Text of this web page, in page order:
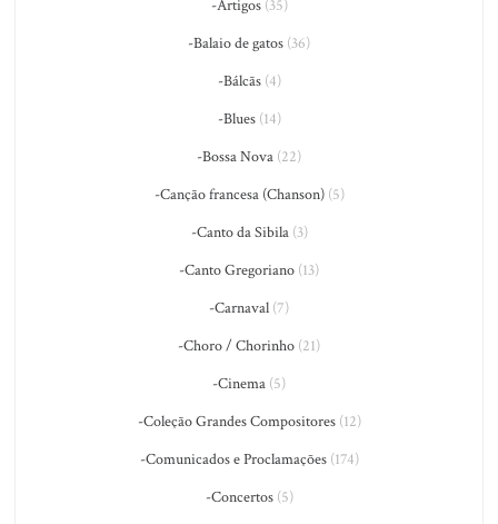
-Artigos(35)
-Balaio de gatos (36)
-Bálcãs(4)
-Blues(14)
-Bossa Nova (22)
-Canção francesa (Chanson)(5)
-Canto da Sibila(3)
-Canto Gregoriano (13)
-Carnaval (7)
-Choro / Chorinho (21)
-Cinema (5)
-Coleção Grandes Compositores(12)
-Comunicados e Proclamações(174)
-Concertos(5)